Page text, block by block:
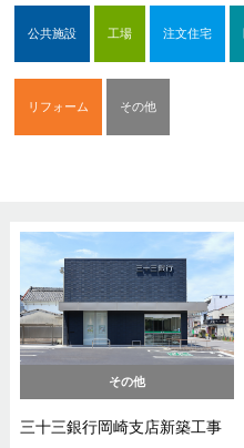
公共施設 工場 注文住宅
リフォーム その他
その他
三十三銀行岡崎支店新築工事